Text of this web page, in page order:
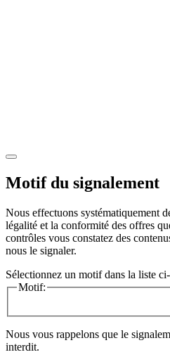
Motif du signalement
Nous effectuons systématiquement
légalité et la conformité des offres
contrôles vous constatez des
nous le signaler.
Sélectionnez un motif dans la liste
Motif:
Nous vous rappelons que le
interdit.